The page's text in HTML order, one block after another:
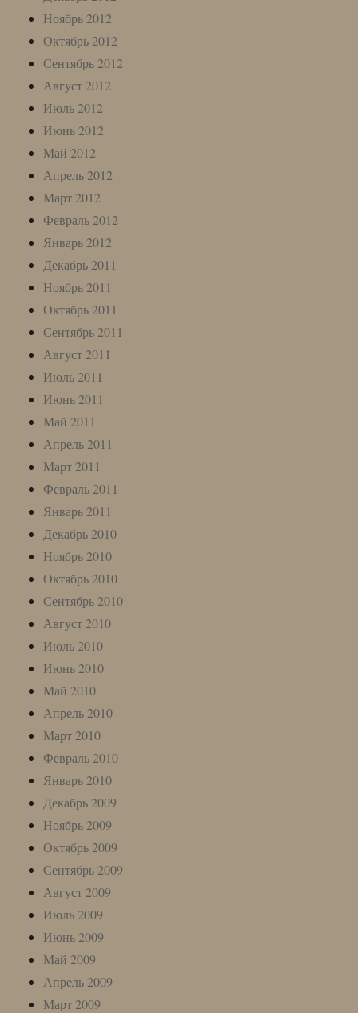
Ноябрь 2012
Октябрь 2012
Сентябрь 2012
Август 2012
Июль 2012
Июнь 2012
Май 2012
Апрель 2012
Март 2012
Февраль 2012
Январь 2012
Декабрь 2011
Ноябрь 2011
Октябрь 2011
Сентябрь 2011
Август 2011
Июль 2011
Июнь 2011
Май 2011
Апрель 2011
Март 2011
Февраль 2011
Январь 2011
Декабрь 2010
Ноябрь 2010
Октябрь 2010
Сентябрь 2010
Август 2010
Июль 2010
Июнь 2010
Май 2010
Апрель 2010
Март 2010
Февраль 2010
Январь 2010
Декабрь 2009
Ноябрь 2009
Октябрь 2009
Сентябрь 2009
Август 2009
Июль 2009
Июнь 2009
Май 2009
Апрель 2009
Март 2009